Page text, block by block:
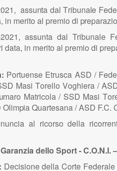
021, assunta dalTribunale Fede
, in merito al premio di preparazio
021, assunta dal Tribunale F
data, in merito al premio di prep
Portuense Etrusca ASD /Fede
D Masi Torello Voghiera/AS
maro Matricola / SSD Masi T
Olimpia Quartesana/ASD F.C.
al ricorso della
dello Sport - C.O.N.I.
Decisione della Corte